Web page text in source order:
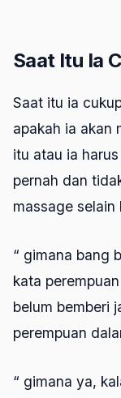
Saat Itu Ia
Saat itu ia
apakah ia akan
itu atau ia
pernah dan
massage selain
“ gimana bang
kata
belum bemberi
perempuan
“ gimana ya,